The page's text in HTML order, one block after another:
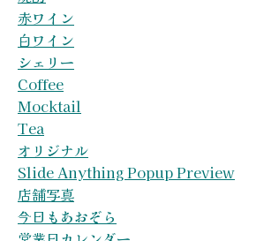
赤ワイン
白ワイン
シェリー
Coffee
Mocktail
Tea
オリジナル
Slide Anything Popup Preview
店舗写真
今日もあおぞら